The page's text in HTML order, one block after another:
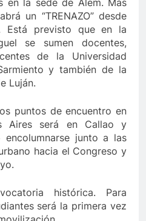
un “TRENAZO” desde
Está previsto que en la
se sumen docentes,
de la Universidad
y también de la
Luján.
puntos de encuentro en
Aires será en Callao y
encolumnarse junto a las
hacia el Congreso y
histórica. Para
será la primera vez